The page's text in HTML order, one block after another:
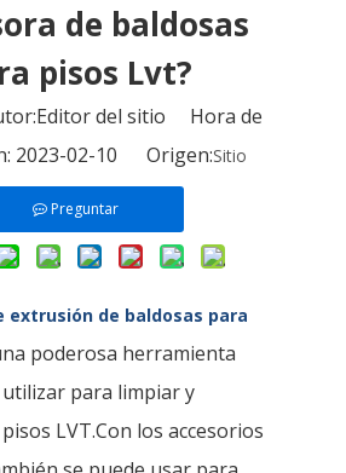
de baldosas
pisos Lvt?
del sitio Hora de
2023-02-10 Origen:Sitio
Preguntar
extrusión de baldosas para
poderosa herramienta
para limpiar y
LVT.Con los accesorios